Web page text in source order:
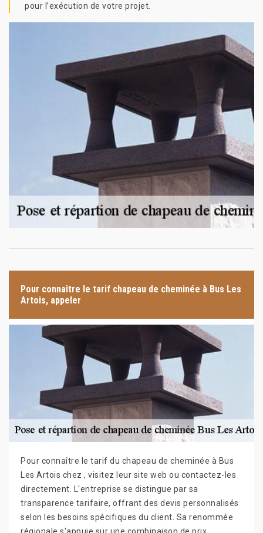
pour l’exécution de votre projet.
Pour connaître le tarif chapeau de cheminée à Bus Les
Artois, appeler
Pour connaître le tarif du chapeau de cheminée à Bus
Les Artois chez , visitez leur site web ou contactez-les
directement. L'entreprise se distingue par sa
transparence tarifaire, offrant des devis personnalisés
selon les besoins spécifiques du client. Sa renommée